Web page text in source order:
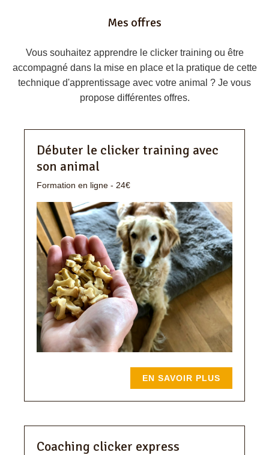
Mes offres
Vous souhaitez apprendre le clicker training ou être
accompagné dans la mise en place et la pratique de cette
technique d'apprentissage avec votre animal ? Je vous
propose différentes offres.
Débuter le clicker training avec
son animal
Formation en ligne - 24€
EN SAVOIR PLUS
Coaching clicker express